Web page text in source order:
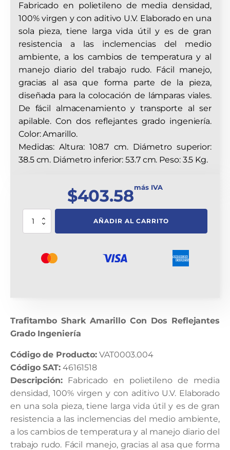
Fabricado en polietileno de media densidad,
100% virgen y con aditivo U.V. Elaborado en una
sola pieza, tiene larga vida útil y es de gran
resistencia a las inclemencias del medio
ambiente, a los cambios de temperatura y al
manejo diario del trabajo rudo. Fácil manejo,
gracias al asa que forma parte de la pieza,
diseñada para la colocación de lámparas viales.
De fácil almacenamiento y transporte al ser
apilable. Con dos reflejantes grado ingeniería.
Color: Amarillo.
Medidas: Altura: 108.7 cm. Diámetro superior:
38.5 cm. Diámetro inferior: 53.7 cm. Peso: 3.5 Kg.
$403.58más IVA
Trafitambo
AÑADIR AL CARRITO
Trafitambo Shark Amarillo Con Dos Reflejantes
Grado Ingeniería
Código de Producto: VAT0003.004
Código SAT:46161518
Descripción:Fabricado en polietileno de media
densidad, 100% virgen y con aditivo U.V. Elaborado
en una sola pieza, tiene larga vida útil y es de gran
resistencia a las inclemencias del medio ambiente,
a los cambios de temperatura y al manejo diario del
trabajo rudo. Fácil manejo, gracias al asa que forma